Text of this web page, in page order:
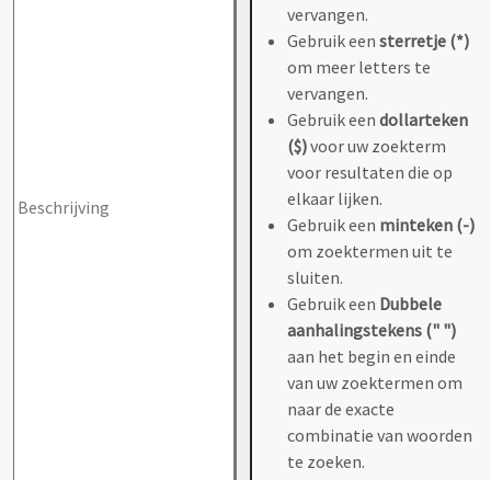
vervangen.
Gebruik een sterretje (*)
om meer letters te
vervangen.
Gebruik een dollarteken
($)voor uw zoekterm
voor resultaten die op
elkaar lijken.
Gebruik een minteken (-)
om zoektermen uit te
sluiten.
Gebruik een Dubbele
aanhalingstekens (" ")
aan het begin en einde
van uw zoektermen om
naar de exacte
combinatie van woorden
te zoeken.